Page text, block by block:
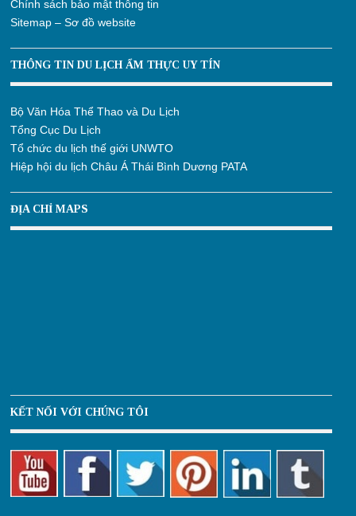
Chính sách bảo mật thông tin
Sitemap – Sơ đồ website
THÔNG TIN DU LỊCH ẨM THỰC UY TÍN
Bộ Văn Hóa Thể Thao và Du Lịch
Tổng Cục Du Lịch
Tổ chức du lịch thế giới UNWTO
Hiệp hội du lịch Châu Á Thái Bình Dương PATA
ĐỊA CHỈ MAPS
KẾT NỐI VỚI CHÚNG TÔI